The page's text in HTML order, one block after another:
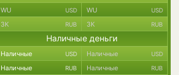
WU USD WU USD
ЗК RUB ЗК RUB
Наличные деньги
Наличные USD Наличные USD
Наличные RUB Наличные RUB